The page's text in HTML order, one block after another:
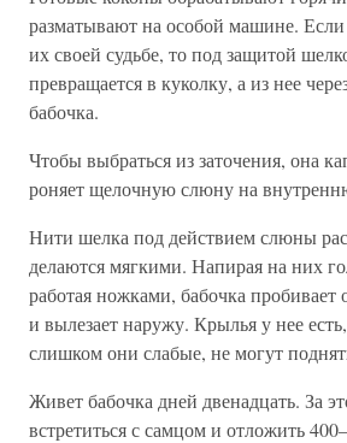
разматывают на особой машине. Если
их своей судьбе, то под защитой
превращается в куколку, а из нее
бабочка.
Чтобы выбраться из заточения, она
роняет щелочную слюну на
Нити шелка под действием слюны
делаются мягкими. Напирая на них
работая ножками, бабочка пробивает
и вылезает наружу. Крылья у нее
слишком они слабые, не могут
Живет бабочка дней двенадцать. За
встретиться с самцом и отложить